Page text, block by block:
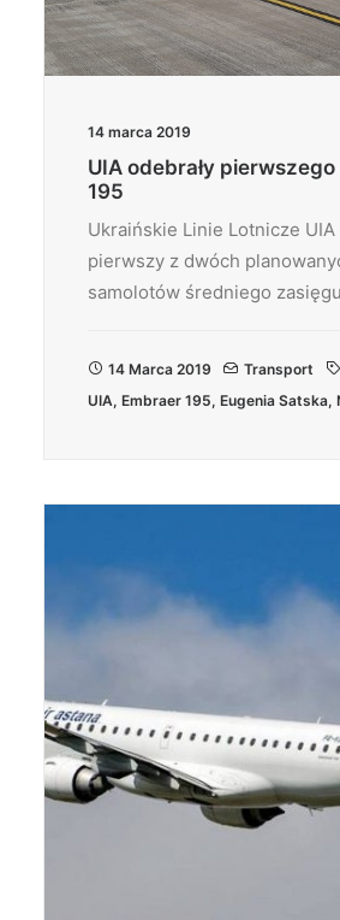
14 marca 2019
UIA odebrały
195
Ukraińskie Linie Lotnicze UIA
pierwszy z dwóch
samolotów średniego
14 Marca 2019 Transport
UIA, Embraer 195, Eugenia Satska,